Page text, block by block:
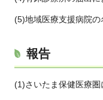
(5)地域医療支援病院
報告
(1)さいたま保健医療